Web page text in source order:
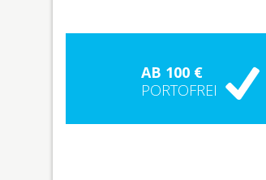
AB 100 €
PORTOFREI